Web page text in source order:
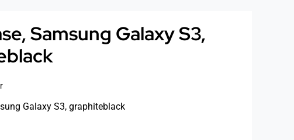
Samsung Galaxy S3,
Galaxy S3, graphiteblack